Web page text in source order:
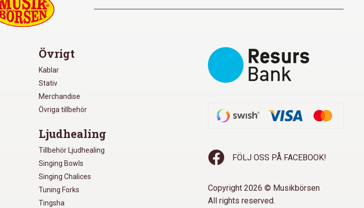
Övrigt
Kablar
Stativ
Merchandise
Övriga tillbehör
Ljudhealing
Tillbehör Ljudhealing
Singing Bowls
Singing Chalices
Tuning Forks
Tingsha
FÖLJ OSS PÅ FACEBOOK!
Copyright 2026 © Musikbörsen
All rights reserved.